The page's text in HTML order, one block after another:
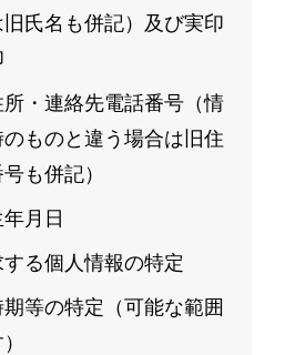
氏名も併記）及び実印
・連絡先電話番号（情
ものと違う場合は旧住
も併記）
月日
る個人情報の特定
等の特定（可能な範囲